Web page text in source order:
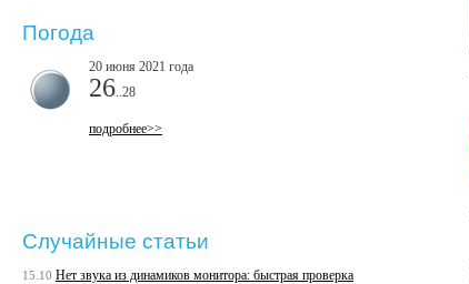
Погода
20 июня 2021 года
26 ..28
подробнее>>
Случайные статьи
15.10 Нет звука из динамиков монитора: быстрая проверка